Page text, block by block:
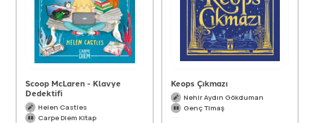
Scoop McLaren - Klavye
Dedektifi
Helen Castles
Carpe Diem Kitap
Keops Çıkmazı
Nehir Aydın Gökduman
Genç Timaş